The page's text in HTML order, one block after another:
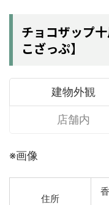
チョコザップ
こざっぷ】
建物外観
店舗内
※画像
住所